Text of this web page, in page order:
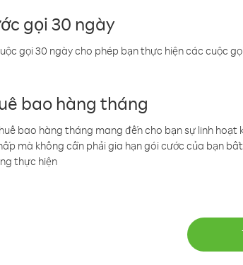
gọi 30 ngày
gọi 30 ngày cho phép bạn thực hiện các cuộc
bao hàng tháng
bao hàng tháng mang đến cho bạn sự linh
mà không cần phải gia hạn gói cước của bạn
thực hiện